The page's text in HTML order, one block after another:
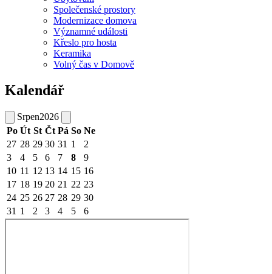
Společenské prostory
Modernizace domova
Významné události
Křeslo pro hosta
Keramika
Volný čas v Domově
Kalendář
Srpen2026
Po Út St Čt Pá So Ne
27 28 29 30 31 1
2
3
4 5 6 7 8
9
10 11 12 13 14 15 16
17 18 19 20 21 22 23
24 25 26 27 28 29 30
31 1 2 3 4 5 6